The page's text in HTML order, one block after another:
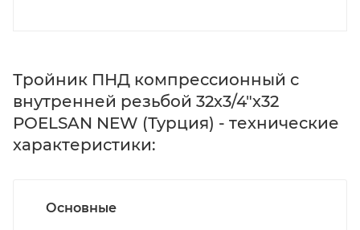
Тройник ПНД компрессионный с
внутренней резьбой 32х3/4"х32
POELSAN NEW (Турция) - технические
характеристики:
Основные